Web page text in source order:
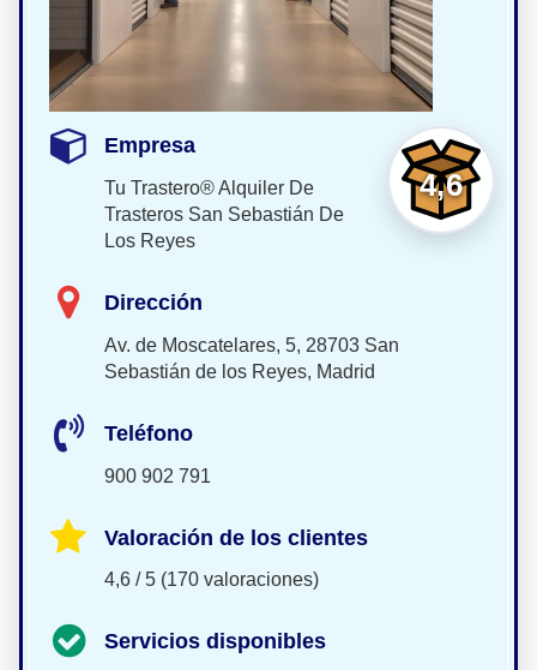
4,6
Empresa
Tu Trastero® Alquiler De
Trasteros San Sebastián De
Los Reyes
Dirección
Av. de Moscatelares, 5, 28703 San
Sebastián de los Reyes, Madrid
Teléfono
900 902 791
Valoración de los clientes
4,6 / 5 (170 valoraciones)
Servicios disponibles